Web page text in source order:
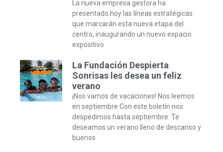
La nueva empresa gestora ha
presentado hoy las líneas estratégicas
que marcarán esta nueva etapa del
centro, inaugurando un nuevo espacio
expositivo
La Fundación Despierta
Sonrisas les desea un feliz
verano
¡Nos vamos de vacaciones! Nos leemos
en septiembre Con este boletín nos
despedimos hasta septiembre. Te
deseamos un verano lleno de descanso y
buenos